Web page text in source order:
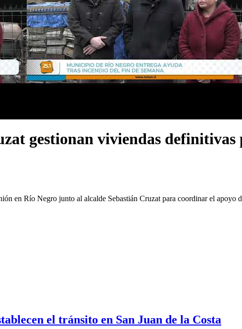
gestionan viviendas
en Río Negro junto al alcalde Sebastián Cruzat para coordinar el apoyo
el tránsito en San Juan de la Costa